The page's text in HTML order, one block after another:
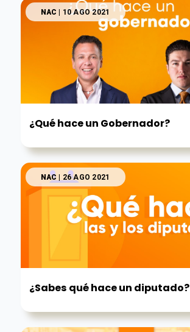
NAC | 10 AGO 2021
¿Qué hace un Gobernador?
NAC | 26 AGO 2021
¿Sabes qué hace un diputado?